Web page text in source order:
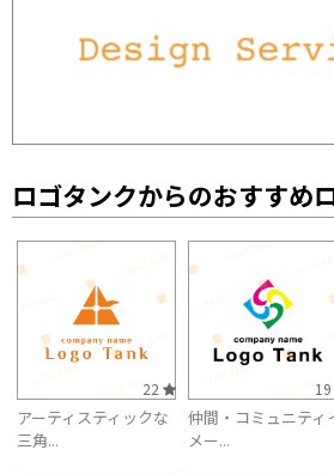
ロゴタンクからのおすすめ
22
アーティスティックな
三角...
19
仲間・コミュニティ
メー...